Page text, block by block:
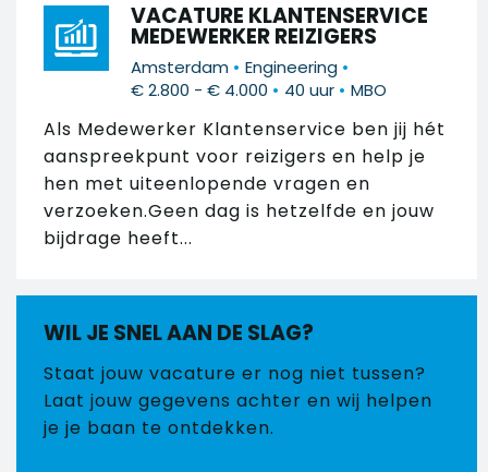
VACATURE KLANTENSERVICE
MEDEWERKER REIZIGERS
Amsterdam • Engineering •
€ 2.800 - € 4.000 • 40 uur • MBO
Als Medewerker Klantenservice ben jij hét
aanspreekpunt voor reizigers en help je
hen met uiteenlopende vragen en
verzoeken.Geen dag is hetzelfde en jouw
bijdrage heeft...
WIL JE SNEL AAN DE SLAG?
Staat jouw vacature er nog niet tussen?
Laat jouw gegevens achter en wij helpen
je je baan te ontdekken.